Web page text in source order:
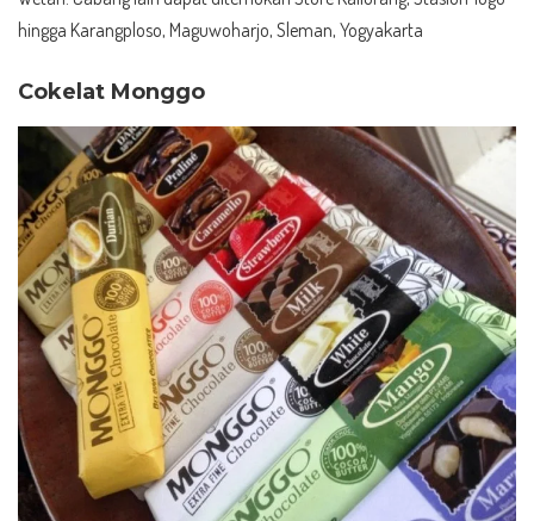
hingga Karangploso, Maguwoharjo, Sleman, Yogyakarta
Cokelat Monggo